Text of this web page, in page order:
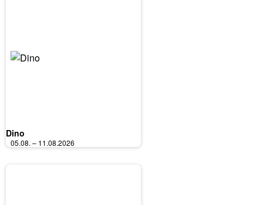
Dino
05.08. – 11.08.2026